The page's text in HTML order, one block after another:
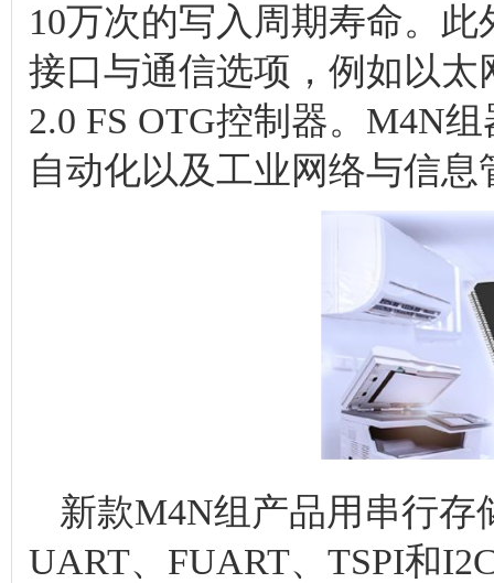
10万次的写入周期寿命。
接口与通信选项，例如以
2.0 FS OTG控制器。M4N
自动化以及工业网络与信息
新款M4N组产品用串行
UART、FUART、TSPI和